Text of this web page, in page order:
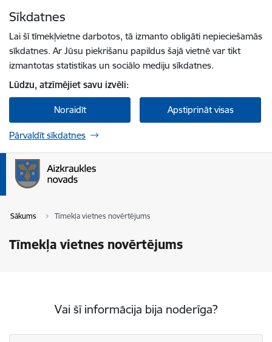
Sīkdatnes
Lai šī tīmekļvietne darbotos, tā izmanto obligāti nepieciešamās
sīkdatnes. Ar Jūsu piekrišanu papildus šajā vietnē var tikt
izmantotas statistikas un sociālo mediju sīkdatnes.
Lūdzu, atzīmējiet savu izvēli:
Noraidīt Apstiprināt visas
Pārvaldīt sīkdatnes
Sākums Tīmekļa vietnes novērtējums
Tīmekļa vietnes novērtējums
Vai šī informācija bija noderīga?